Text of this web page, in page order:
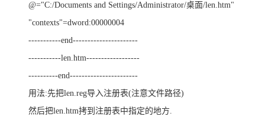
@="C:/Documents and Settings/Administrator/桌面/len.htm"
"contexts"=dword:00000004
-----------end----------------------
-----------len.htm------------------
----------end-----------------------
用法:先把len.reg导入注册表(注意文件路径)
然后把len.htm拷到注册表中指定的地方.